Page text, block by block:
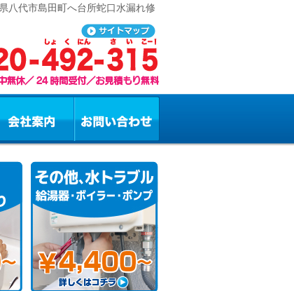
八代市島田町へ台所蛇口水漏れ修